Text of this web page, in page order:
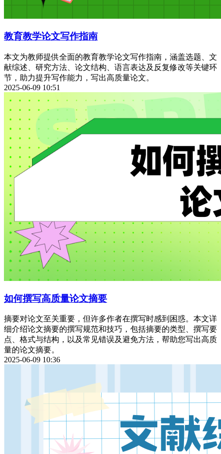
教育教学论文写作指南
本文为教师提供全面的教育教学论文写作指南，涵盖选题、文
献综述、研究方法、论文结构、语言表达及反复修改等关键环
节，助力提升写作能力，写出高质量论文。
2025-06-09 10:51
如何撰写高质量论文摘要
摘要对论文至关重要，但许多作者在撰写时感到困惑。本文详
细介绍论文摘要的撰写规范和技巧，包括摘要的类型、撰写要
点、格式与结构，以及常见错误及避免方法，帮助您写出高质
量的论文摘要。
2025-06-09 10:36